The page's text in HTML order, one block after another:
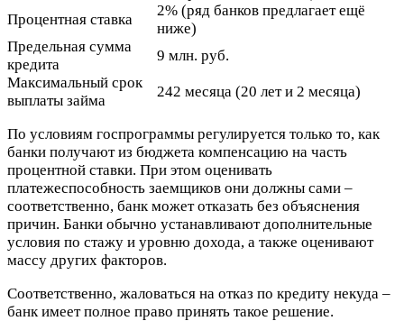
Процентная ставка
2% (ряд банков предлагает ещё
ниже)
Предельная сумма
кредита
9 млн. руб.
Максимальный срок
выплаты займа
242 месяца (20 лет и 2 месяца)
По условиям госпрограммы регулируется только то, как
банки получают из бюджета компенсацию на часть
процентной ставки. При этом оценивать
платежеспособность заемщиков они должны сами –
соответственно, банк может отказать без объяснения
причин. Банки обычно устанавливают дополнительные
условия по стажу и уровню дохода, а также оценивают
массу других факторов.
Соответственно, жаловаться на отказ по кредиту некуда –
банк имеет полное право принять такое решение.